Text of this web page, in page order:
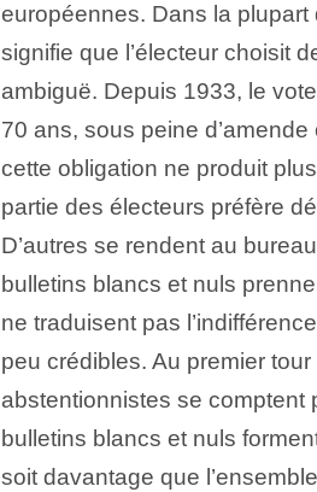
européennes. Dans la plupart
signifie que l’électeur choisit
ambiguë. Depuis 1933, le
70 ans, sous peine
cette obligation ne produit
partie des électeurs préfère
D’autres se rendent au
bulletins blancs et nuls
ne traduisent pas
peu crédibles. Au premier
abstentionnistes se comptent
bulletins blancs et nuls
soit davantage que